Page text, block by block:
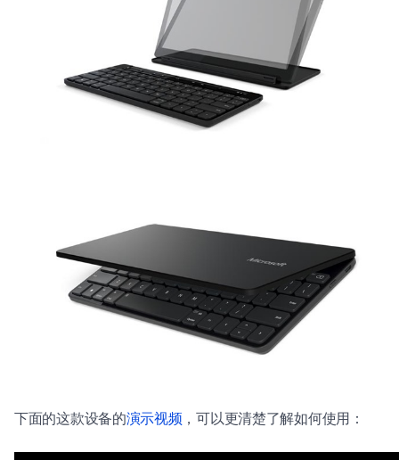
下面的这款设备的演示视频 ，可以更清楚了解如何使用：